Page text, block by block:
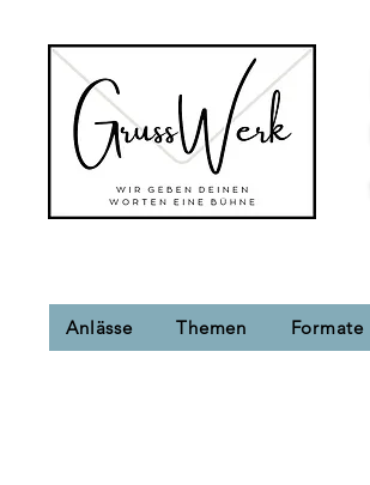
Anlässe Themen Formate